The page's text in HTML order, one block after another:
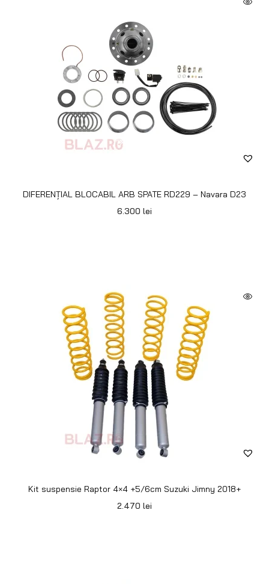
DIFERENȚIAL BLOCABIL ARB SPATE RD229 – Navara D23
6.300 lei
Kit suspensie Raptor 4×4 +5/6cm Suzuki Jimny 2018+
2.470 lei